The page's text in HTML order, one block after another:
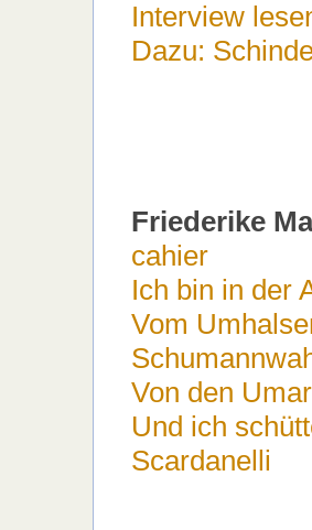
Interview
Dazu:
Friederike
cahier
Ich bin in der
Vom
Von den
Und ich
Scardanelli